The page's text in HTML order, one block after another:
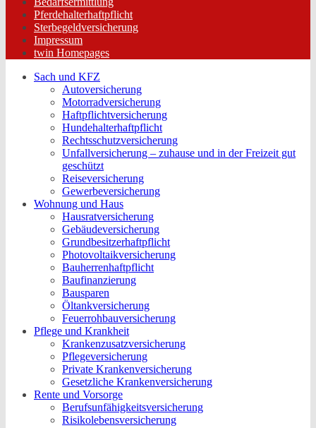
Pferdehalterhaftpflicht
Sterbegeldversicherung
Impressum
twin Homepages
Sach und KFZ
Autoversicherung
Motorradversicherung
Haftpflichtversicherung
Hundehalterhaftpflicht
Rechtsschutzversicherung
Unfallversicherung – zuhause und in der Freizeit gut
geschützt
Reiseversicherung
Gewerbeversicherung
Wohnung und Haus
Hausratversicherung
Gebäudeversicherung
Grundbesitzerhaftpflicht
Photovoltaikversicherung
Bauherrenhaftpflicht
Baufinanzierung
Bausparen
Öltankversicherung
Feuerrohbauversicherung
Pflege und Krankheit
Krankenzusatzversicherung
Pflegeversicherung
Private Krankenversicherung
Gesetzliche Krankenversicherung
Rente und Vorsorge
Berufs­unfähigkeitsversicherung
Risikolebensversicherung